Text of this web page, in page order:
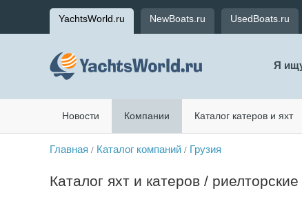
YachtsWorld.ru NewBoats.ru UsedBoats.ru
Я
Новости Компании Каталог катеров и яхт
Главная / Каталог компаний / Грузия
Каталог яхт и катеров /